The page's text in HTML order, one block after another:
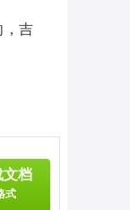
，吉
文档
式